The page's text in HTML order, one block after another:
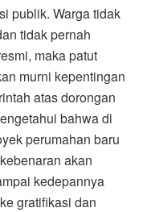
publik. Warga tidak
tidak pernah
maka patut
murni kepentingan
atas dorongan
bahwa di
perumahan baru
akan
kedepannya
gratifikasi dan